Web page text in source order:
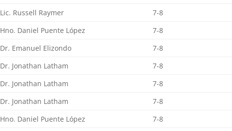
Lic. Russell Raymer 7-8
Hno. Daniel Puente López 7-8
Dr. Emanuel Elizondo 7-8
Dr. Jonathan Latham 7-8
Dr. Jonathan Latham 7-8
Dr. Jonathan Latham 7-8
Hno. Daniel Puente López 7-8